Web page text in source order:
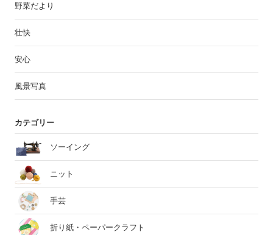
野菜だより
壮快
安心
風景写真
カテゴリー
ソーイング
ニット
手芸
折り紙・ペーパークラフト